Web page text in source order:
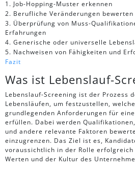
1. Job-Hopping-Muster erkennen
2. Berufliche Veränderungen bewerten
3. Überprüfung von Muss-
Erfahrungen
4. Generische oder universelle
5. Nachweisen von Fähigkeiten und
Fazit
Was ist Lebenslauf-
Lebenslauf-Screening ist der Prozess
Lebensläufen, um festzustellen,
grundlegenden Anforderungen für
erfüllen. Dabei werden
und andere relevante Faktoren
einzugrenzen. Das Ziel ist es,
voraussichtlich in der Rolle
Werten und der Kultur des